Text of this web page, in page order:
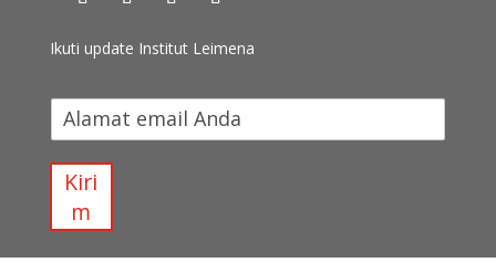
Ikuti update Institut Leimena
d
Kiri
m